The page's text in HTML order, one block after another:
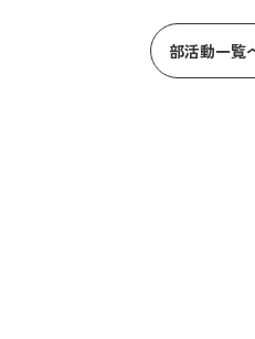
部活動一覧